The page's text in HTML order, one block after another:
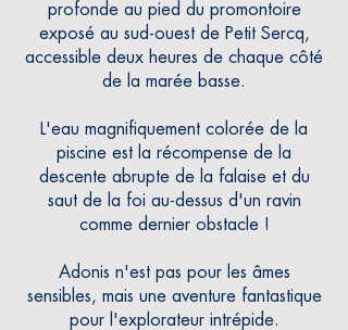
profonde au pied du promontoire
exposé au sud-ouest de Petit Sercq,
accessible deux heures de chaque côté
de la marée basse.
L'eau magnifiquement colorée de la
piscine est la récompense de la
descente abrupte de la falaise et du
saut de la foi au-dessus d'un ravin
comme dernier obstacle !
Adonis n'est pas pour les âmes
sensibles, mais une aventure fantastique
pour l'explorateur intrépide.